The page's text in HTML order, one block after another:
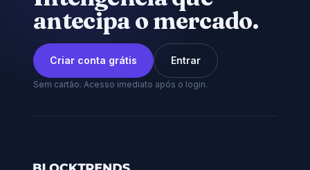
antecipa o mercado.
Criar conta grátis Entrar
Sem cartão. Acesso imediato após o login.